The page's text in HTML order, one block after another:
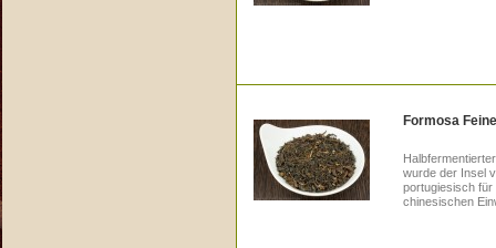
Formosa
wurde der Insel
portugiesisch für
chinesischen